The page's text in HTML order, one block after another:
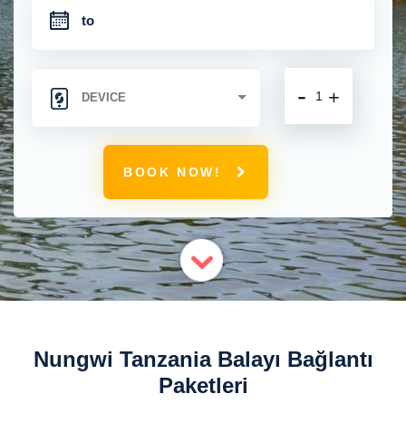
+
-
BOOK NOW!
Nungwi Tanzania Balayı Bağlantı
Paketleri